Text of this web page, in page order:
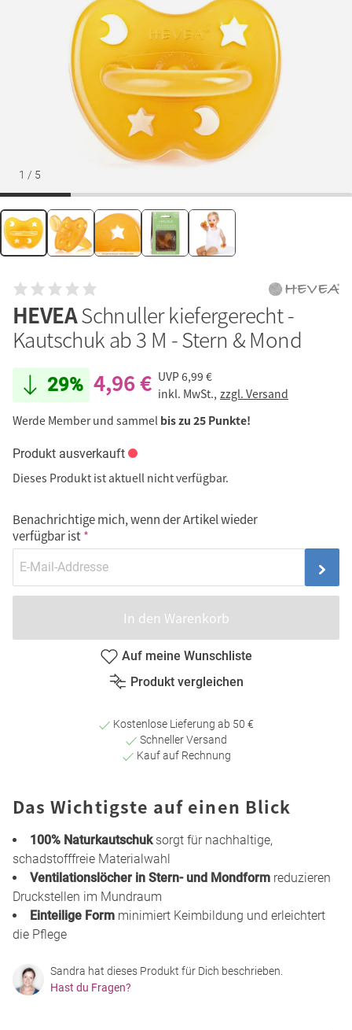
1 / 5
HEVEASchnuller kiefergerecht -
Kautschuk ab 3 M - Stern & Mond
29% 4,96 € UVP6,99 €
inkl. MwSt., zzgl. Versand
Werde Member und sammel bis zu 25 Punkte!
Produkt ausverkauft
Dieses Produkt ist aktuell nicht verfügbar.
Benachrichtige mich, wenn der Artikel wieder
verfügbar ist
In den Warenkorb
Auf meine Wunschliste
Produkt vergleichen
Kostenlose Lieferung ab 50 €
Schneller Versand
Kauf auf Rechnung
Das Wichtigste auf einen Blick
100% Naturkautschuksorgt für nachhaltige,
schadstofffreie Materialwahl
Ventilationslöcher in Stern- und Mondform reduzieren
Druckstellen im Mundraum
Einteilige Form minimiert Keimbildung und erleichtert
die Pflege
Sandra hat dieses Produkt für Dich beschrieben.
Hast du Fragen?